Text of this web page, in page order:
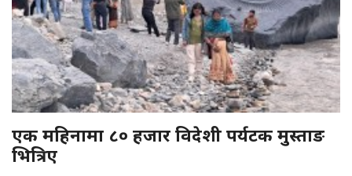
एक महिनामा ८० हजार विदेशी पर्यटक मुस्ताङ
भित्रिए